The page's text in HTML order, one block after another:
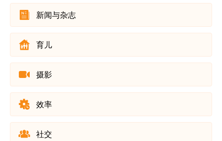
新闻与杂志
育儿
摄影
效率
社交